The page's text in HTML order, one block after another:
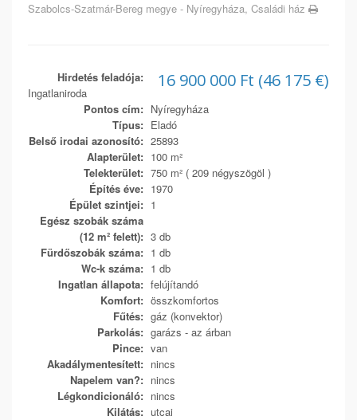
Szabolcs-Szatmár-Bereg megye - Nyíregyháza, Családi ház
16 900 000 Ft (46 175 €)
Hirdetés feladója:
Ingatlaniroda
Pontos cím: Nyíregyháza
Típus: Eladó
Belső irodai azonosító: 25893
Alapterület: 100 m²
Telekterület: 750 m² ( 209 négyszögöl )
Építés éve: 1970
Épület szintjei: 1
Egész szobák száma
(12 m² felett): 3 db
Fürdőszobák száma: 1 db
Wc-k száma: 1 db
Ingatlan állapota: felújítandó
Komfort: összkomfortos
Fűtés: gáz (konvektor)
Parkolás: garázs - az árban
Pince: van
Akadálymentesített: nincs
Napelem van?: nincs
Légkondicionáló: nincs
Kilátás: utcai